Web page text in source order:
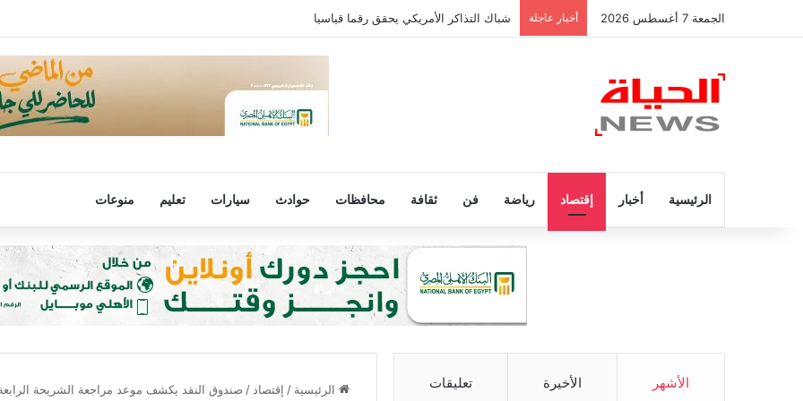
الجمعة 7 أغسطس 2026 أخبار عاجلة شباك التذاكر الأمريكي يحقق رقما قياسيا
الرئيسية أخبار إقتصاد رياضة فن ثقافة محافظات حوادث سيارات تعليم منوعات
الرئيسية / إقتصاد / صندوق النقد يكشف موعد مراجعة الشريحة الأشهر الأخيرة تعليقات